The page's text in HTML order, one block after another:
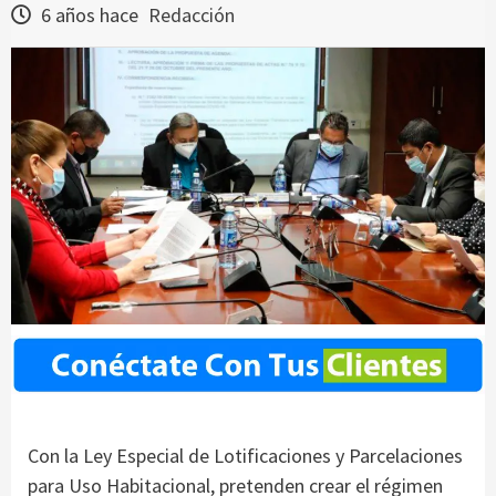
6 años hace Redacción
Con la Ley Especial de Lotificaciones y Parcelaciones
para Uso Habitacional, pretenden crear el régimen